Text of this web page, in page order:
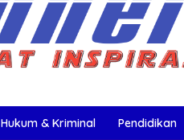
Hukum & Kriminal Pendidikan